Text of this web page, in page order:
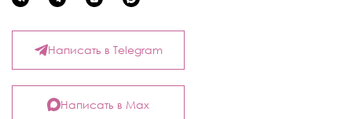
Написать в Telegram
Написать в Max